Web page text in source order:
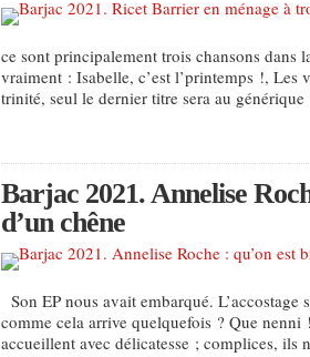
ce sont principalement trois chansons dans
vraiment : Isabelle, c’est l’printemps !, Les
trinité, seul le dernier titre sera au
Barjac 2021. Annelise
d’un chêne
Son EP nous avait embarqué.
comme cela arrive quelquefois ? Que
accueillent avec délicatesse ; complices,